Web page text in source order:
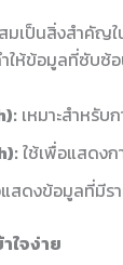
มเป็นสิ่งสำคั
ให้ข้อมูลที่ซับซ้
เหมาะสำหรับ
ใช้เพื่อแสดง
สดงข้อมูลที่มีร
ใจง่าย